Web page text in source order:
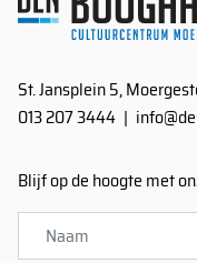
St. Jansplein 5,
013 207 3444 |
Blijf op de hoogte met